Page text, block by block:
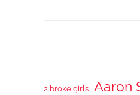
2 broke girls Aaron